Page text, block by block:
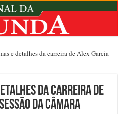
e detalhes da carreira de Alex Garcia
da carreira de
da Câmara